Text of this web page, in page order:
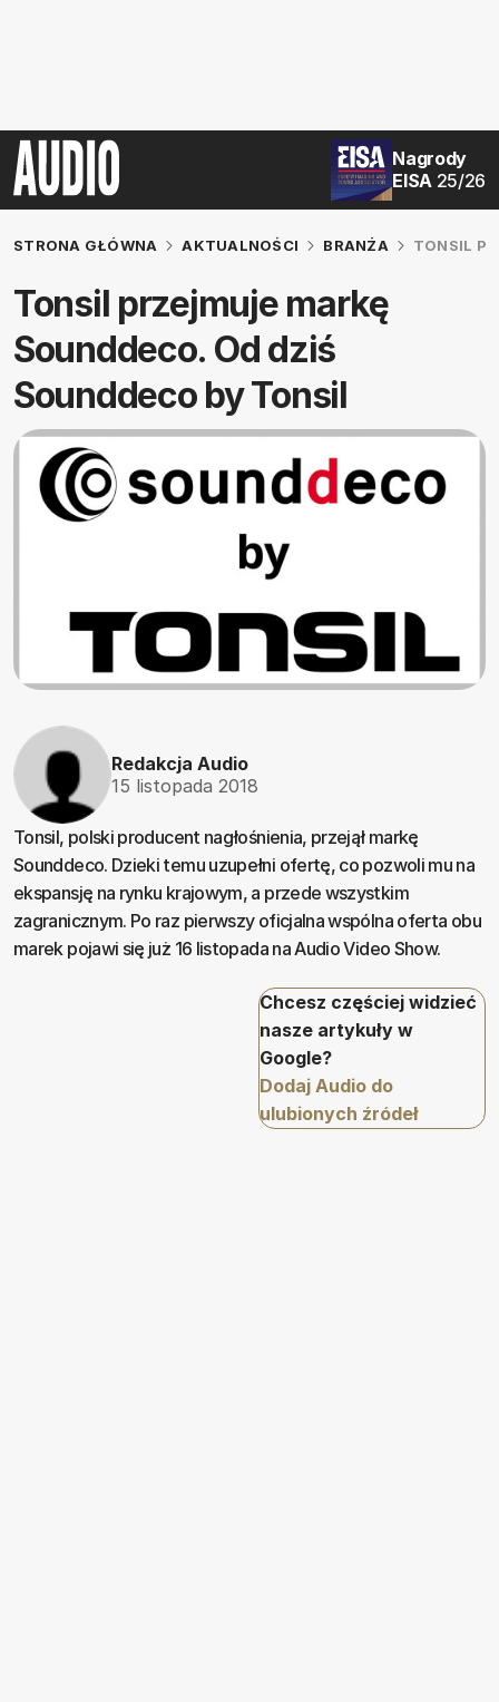
Nagrody
EISA 25/26
STRONA GŁÓWNA AKTUALNOŚCI BRANŻA TONSIL
Tonsil przejmuje markę
Sounddeco. Od dziś
Sounddeco by Tonsil
Redakcja Audio
15 listopada 2018
Tonsil, polski producent nagłośnienia, przejął markę
Sounddeco. Dzieki temu uzupełni ofertę, co pozwoli mu na
ekspansję na rynku krajowym, a przede wszystkim
zagranicznym. Po raz pierwszy oficjalna wspólna oferta obu
marek pojawi się już 16 listopada na Audio Video Show.
Chcesz częściej widzieć
nasze artykuły w
Google?
Dodaj Audio do
ulubionych źródeł